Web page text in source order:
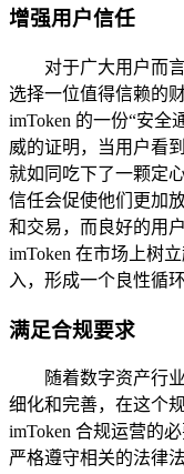
增强用户信任
对于广大用户而
选择一位值得信赖的
imToken 的一份“安全
威的证明，当用户看
就如同吃下了一颗定
信任会促使他们更加
和交易，而良好的用
imToken 在市场上树
入，形成一个良性循
满足合规要求
随着数字资产行
细化和完善，在这个
imToken 合规运营的
严格遵守相关的法律